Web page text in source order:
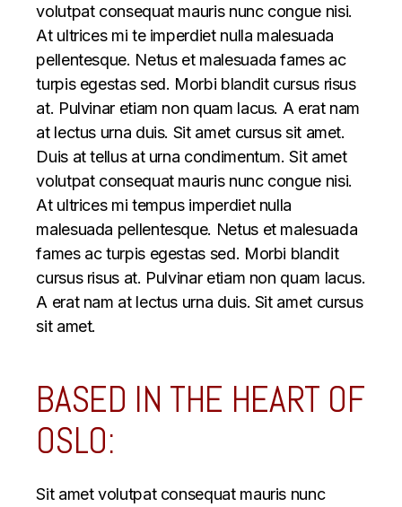
volutpat consequat mauris nunc congue nisi.
At ultrices mi te imperdiet nulla malesuada
pellentesque. Netus et malesuada fames ac
turpis egestas sed. Morbi blandit cursus risus
at. Pulvinar etiam non quam lacus. A erat nam
at lectus urna duis. Sit amet cursus sit amet.
Duis at tellus at urna condimentum. Sit amet
volutpat consequat mauris nunc congue nisi.
At ultrices mi tempus imperdiet nulla
malesuada pellentesque. Netus et malesuada
fames ac turpis egestas sed. Morbi blandit
cursus risus at. Pulvinar etiam non quam lacus.
A erat nam at lectus urna duis. Sit amet cursus
sit amet.
BASED IN THE HEART OF
OSLO:
Sit amet volutpat consequat mauris nunc